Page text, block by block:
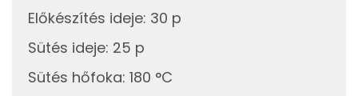
Ásványi anyagok
Előkészítés ideje: 30 p
Sütés ideje: 25 p
Sütés hőfoka: 180 °C